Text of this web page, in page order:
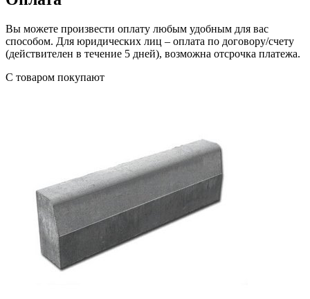
Вы можете произвести оплату любым удобным для вас
способом. Для юридических лиц – оплата по договору/счету
(действителен в течение 5 дней), возможна отсрочка платежа.
С товаром покупают